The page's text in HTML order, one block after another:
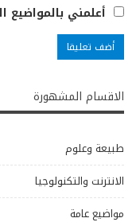
أعلمني بالمواضيع
الاقسام المشهورة
طبيعة وعلوم
الانترنت والتكنولوجيا
مواضيع عامة